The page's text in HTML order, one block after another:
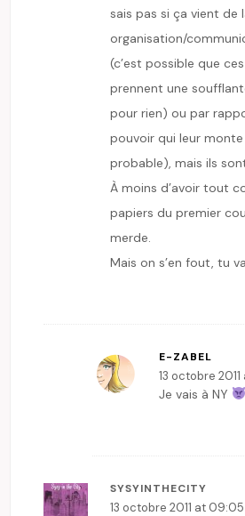
sais pas si ça vient de
organisation/
(c’est possible que
prennent une
pour rien) ou par
pouvoir qui leur
probable), mais ils
À moins d’avoir tout
papiers du premier
merde.
Mais on s’en fout, tu
E-ZABEL
13 octobre 2011
Je vais à NY
SYSYINTHECITY
13 octobre 2011 at 09:05